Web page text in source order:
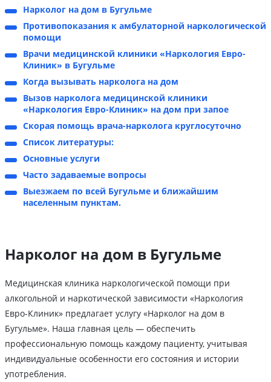
Нарколог на дом в Бугульме
Противопоказания к амбулаторной наркологической
помощи
Врачи медицинской клиники «Наркология Евро-
Клиник» в Бугульме
Когда вызывать нарколога на дом
Вызов нарколога медицинской клиники
«Наркология Евро-Клиник» на дом при запое
Скорая помощь врача-нарколога круглосуточно
Список литературы:
Основные услуги
Часто задаваемые вопросы
Выезжаем по всей Бугульме и ближайшим
населенным пунктам.
Нарколог на дом в Бугульме
Медицинская клиника наркологической помощи при
алкогольной и наркотической зависимости «Наркология
Евро-Клиник» предлагает услугу «Нарколог на дом в
Бугульме». Наша главная цель — обеспечить
профессиональную помощь каждому пациенту, учитывая
индивидуальные особенности его состояния и истории
употребления.